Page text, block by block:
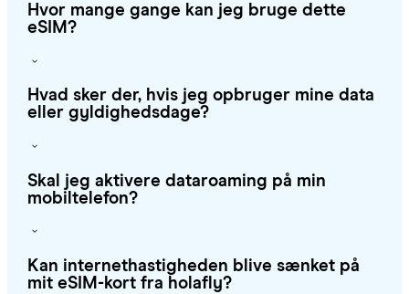
Hvor mange gange kan jeg bruge dette
eSIM?
Hvad sker der, hvis jeg opbruger mine data
eller gyldighedsdage?
Skal jeg aktivere dataroaming på min
mobiltelefon?
Kan internethastigheden blive sænket på
mit eSIM-kort fra holafly?